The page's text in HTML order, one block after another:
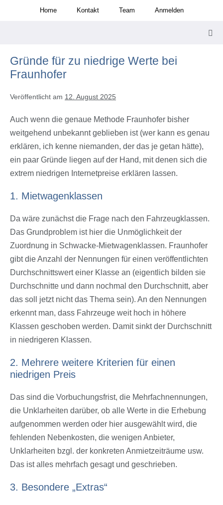
Home Kontakt Team Anmelden
Gründe für zu niedrige Werte bei
Fraunhofer
Veröffentlicht am 12. August 2025
Auch wenn die genaue Methode Fraunhofer bisher
weitgehend unbekannt geblieben ist (wer kann es genau
erklären, ich kenne niemanden, der das je getan hätte),
ein paar Gründe liegen auf der Hand, mit denen sich die
extrem niedrigen Internetpreise erklären lassen.
1. Mietwagenklassen
Da wäre zunächst die Frage nach den Fahrzeugklassen.
Das Grundproblem ist hier die Unmöglichkeit der
Zuordnung in Schwacke-Mietwagenklassen. Fraunhofer
gibt die Anzahl der Nennungen für einen veröffentlichten
Durchschnittswert einer Klasse an (eigentlich bilden sie
Durchschnitte und dann nochmal den Durchschnitt, aber
das soll jetzt nicht das Thema sein). An den Nennungen
erkennt man, dass Fahrzeuge weit hoch in höhere
Klassen geschoben werden. Damit sinkt der Durchschnitt
in niedrigeren Klassen.
2. Mehrere weitere Kriterien für einen
niedrigen Preis
Das sind die Vorbuchungsfrist, die Mehrfachnennungen,
die Unklarheiten darüber, ob alle Werte in die Erhebung
aufgenommen werden oder hier ausgewählt wird, die
fehlenden Nebenkosten, die wenigen Anbieter,
Unklarheiten bzgl. der konkreten Anmietzeiträume usw.
Das ist alles mehrfach gesagt und geschrieben.
3. Besondere „Extras“